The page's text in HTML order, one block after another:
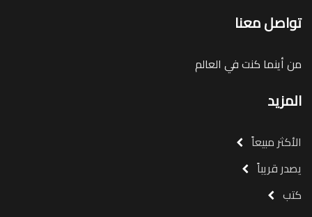
تواصل معنا
من أينما كنت في العالم
المزيد
الأكثر مبيعاً
يصدر قريباً
كتب